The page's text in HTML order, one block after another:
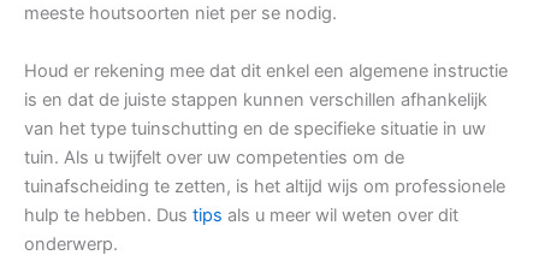
meeste houtsoorten niet per se nodig.
Houd er rekening mee dat dit enkel een algemene instructie
is en dat de juiste stappen kunnen verschillen afhankelijk
van het type tuinschutting en de specifieke situatie in uw
tuin. Als u twijfelt over uw competenties om de
tuinafscheiding te zetten, is het altijd wijs om professionele
hulp te hebben. Dus tips als u meer wil weten over dit
onderwerp.